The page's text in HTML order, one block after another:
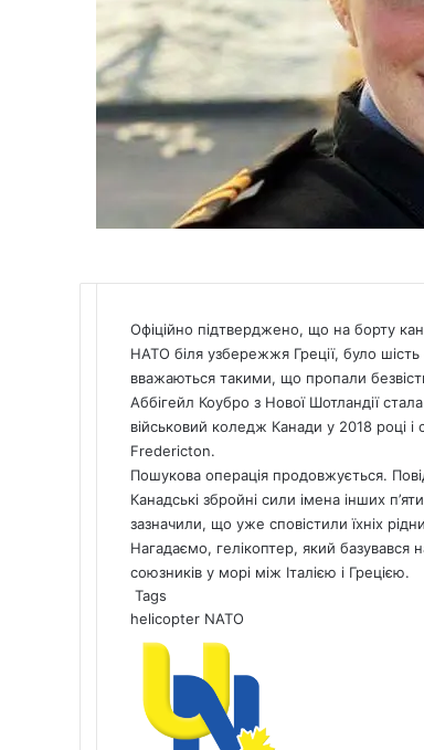
Офіційно підтверджено, що на борту
НАТО біля узбережжя Греції, було
вважаються такими, що пропали
Аббігейл Коубро з Нової Шотландії
військовий коледж Канади у 2018 році
Fredericton.
Пошукова операція продовжується.
Канадські збройні сили імена інших
зазначили, що уже сповістили їхніх
Нагадаємо, гелікоптер, який базувався
союзників у морі між Італією і Грецією.
Tags
helicopter NATO